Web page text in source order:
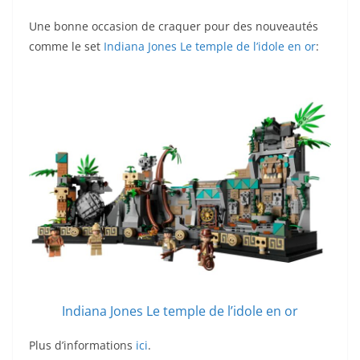
Une bonne occasion de craquer pour des nouveautés
comme le set Indiana Jones Le temple de l’idole en or:
Indiana Jones Le temple de l’idole en or
Plus d’informations ici.